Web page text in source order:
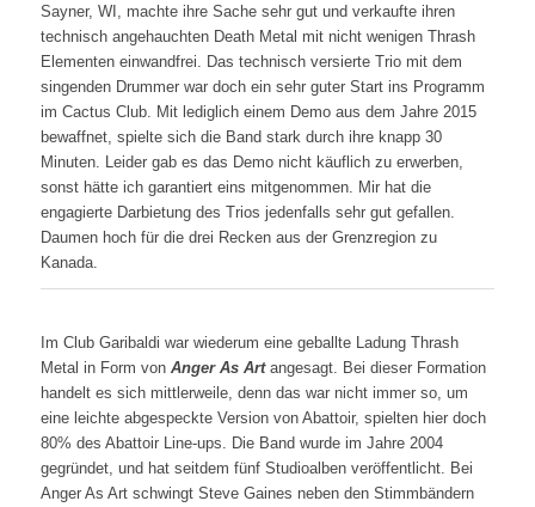
Sayner, WI, machte ihre Sache sehr gut und verkaufte ihren
technisch angehauchten Death Metal mit nicht wenigen Thrash
Elementen einwandfrei. Das technisch versierte Trio mit dem
singenden Drummer war doch ein sehr guter Start ins Programm
im Cactus Club. Mit lediglich einem Demo aus dem Jahre 2015
bewaffnet, spielte sich die Band stark durch ihre knapp 30
Minuten. Leider gab es das Demo nicht käuflich zu erwerben,
sonst hätte ich garantiert eins mitgenommen. Mir hat die
engagierte Darbietung des Trios jedenfalls sehr gut gefallen.
Daumen hoch für die drei Recken aus der Grenzregion zu
Kanada.
Im Club Garibaldi war wiederum eine geballte Ladung Thrash
Metal in Form von Anger As Artangesagt. Bei dieser Formation
handelt es sich mittlerweile, denn das war nicht immer so, um
eine leichte abgespeckte Version von Abattoir, spielten hier doch
80% des Abattoir Line-ups. Die Band wurde im Jahre 2004
gegründet, und hat seitdem fünf Studioalben veröffentlicht. Bei
Anger As Art schwingt Steve Gaines neben den Stimmbändern